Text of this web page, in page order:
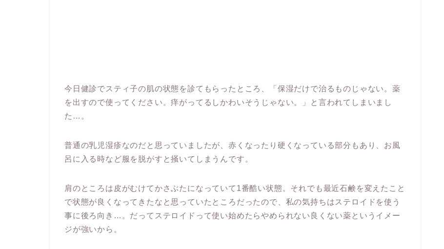
今日健診でスティ子の肌の状態を診てもらったところ、「保湿だけで治るものじゃない。薬
を出すので使ってください。痒がってるしかわいそうじゃない。」と言われてしまいまし
た…。
普通の乳児湿疹なのだと思っていましたが、赤くなったり硬くなっている部分もあり、お風
呂に入る時など服を脱がすと掻いてしまうんです。
肩のところは皮がむけてかさぶたになっていて1番酷い状態。それでも最近石鹸を変えたこと
で状態が良くなってきたなと思っていたところだったので、私の気持ちはステロイドを使う
事に後ろ向き…。だってステロイドって使い始めたらやめられない良くない薬というイメー
ジが強いから。